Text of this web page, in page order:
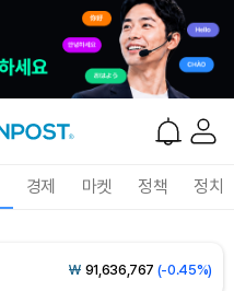
경제 마켓 정책 정치
₩ 103,674(-1.83%)
₩ 91,636,767 (-0.45%)